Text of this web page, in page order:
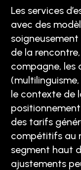
Les services
avec des
de la
compagne, les
le contexte de
des tarifs
compétitifs au
segment haut
ajustements